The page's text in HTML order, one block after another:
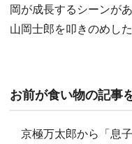
岡が成長するシーンが
山岡士郎を叩きのめし
お前が食い物の記事
京極万太郎から「息